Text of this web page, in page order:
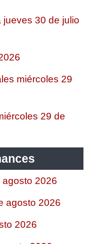
30 de julio
miércoles 29
29 de
2026
agosto 2026
2026